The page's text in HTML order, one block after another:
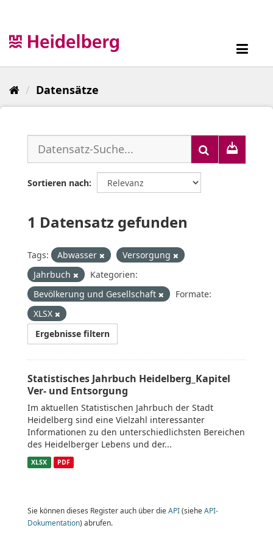
Datensätze
Sortieren nach
1 Datensatz gefunden
Tags: Abwasser
Versorgung
Jahrbuch
Kategorien:
Bevölkerung und Gesellschaft
Formate:
XLSX
Ergebnisse filtern
Statistisches Jahrbuch Heidelberg_Kapitel
Ver- und Entsorgung
Im aktuellen Statistischen Jahrbuch der Stadt
Heidelberg sind eine Vielzahl interessanter
Informationen zu den unterschiedlichsten Bereichen
des Heidelberger Lebens und der...
XLSX PDF
Sie können dieses Register auch über die API(siehe API-
Dokumentation) abrufen.